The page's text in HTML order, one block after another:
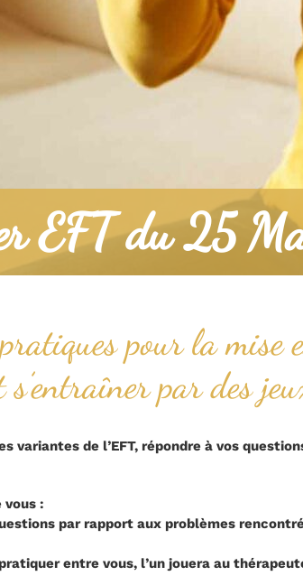
EFT du 25
pour la mise
s’entraîner par des
variantes de l’EFT, répondre à vos
vous :
par rapport aux problèmes
entre vous, l’un jouera au